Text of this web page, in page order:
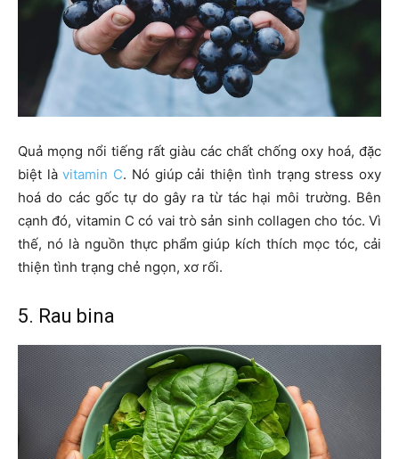
Quả mọng nổi tiếng rất giàu các chất chống oxy hoá, đặc
biệt làvitamin C. Nó giúp cải thiện tình trạng stress oxy
hoá do các gốc tự do gây ra từ tác hại môi trường. Bên
cạnh đó, vitamin C có vai trò sản sinh collagen cho tóc. Vì
thế, nó là nguồn thực phẩm giúp kích thích mọc tóc, cải
thiện tình trạng chẻ ngọn, xơ rối.
5. Rau bina